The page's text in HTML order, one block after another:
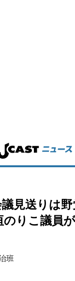
見送りは
りこ議員
班